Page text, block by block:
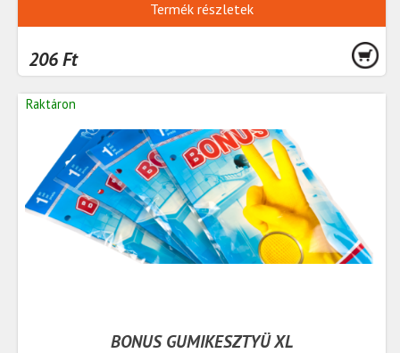
Termék részletek
206 Ft
Raktáron
BONUS GUMIKESZTYÜ XL